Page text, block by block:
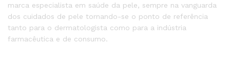
marca especialista em saúde da pele, sempre na vanguarda
dos cuidados de pele tornando-se o ponto de referência
tanto para o dermatologista como para a indústria
farmacêutica e de consumo.